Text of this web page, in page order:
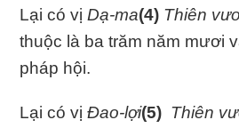
Lại có vịDạ-ma(4) Thiên
thuộc là ba trăm năm mươi
pháp hội.
Lại có vịĐao-lợi(5) Thiên